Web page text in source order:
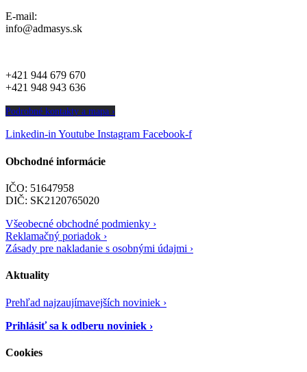
E-mail:
info@admasys.sk
+421 944 679 670
+421 948 943 636
Podrobné kontakty a mapa ›
Linkedin-inYoutube Instagram Facebook-f
Obchodné informácie
IČO: 51647958
DIČ: SK2120765020
Všeobecné obchodné podmienky ›
Reklamačný poriadok ›
Zásady pre nakladanie s osobnými údajmi ›
Aktuality
Prehľad najzaujímavejších noviniek ›
Prihlásiť sa k odberu noviniek ›
Cookies